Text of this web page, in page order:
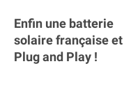
Enfin une batterie
solaire française et
Plug and Play !